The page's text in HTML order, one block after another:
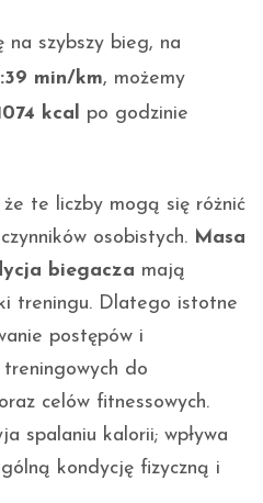
na szybszy bieg, na
min/km, możemy
kcal po godzinie
te liczby mogą się różnić
osobistych. Masa
biegacza mają
treningu. Dlatego istotne
postępów i
do
celów fitnessowych.
spalaniu kalorii; wpływa
kondycję fizyczną i